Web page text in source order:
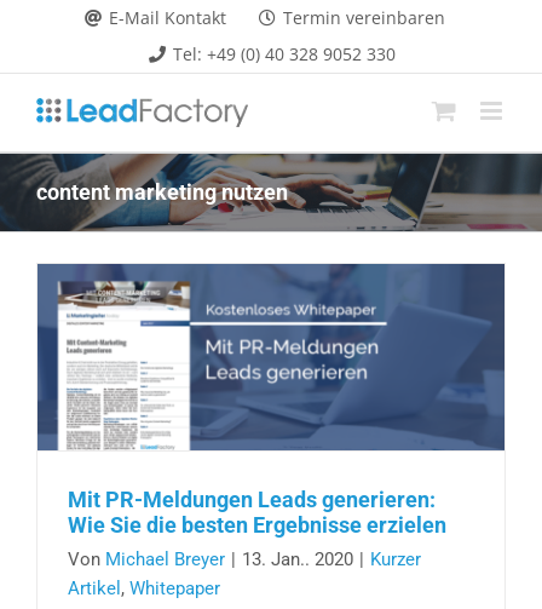
springen
E-Mail Kontakt
Termin vereinbaren
Tel: +49 (0) 40 328 9052 330
content marketing nutzen
Mit PR-Meldungen Leads generieren:
Wie Sie die besten Ergebnisse erzielen
Von Michael Breyer 13. Jan.. 2020
Kurzer
Artikel , Whitepaper